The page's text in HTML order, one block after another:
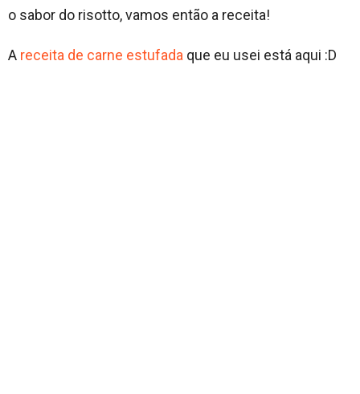
o sabor do risotto, vamos então a receita!
A receita de carne estufada que eu usei está aqui :D